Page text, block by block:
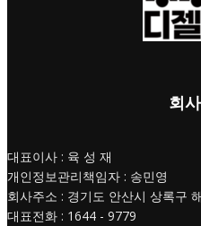
회
대표이사 : 육 성 재
개인정보관리책임자 : 송민영
회사주소 : 경기도 안산시 상록구
대표전화 : 1644 - 9779